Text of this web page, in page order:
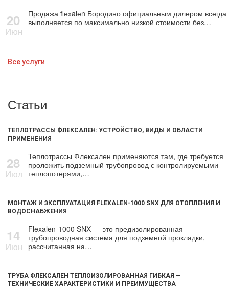
20
Июн
Продажа flехalеn Бородино официальным дилером всегда
выполняется по максимально низкой стоимости без…
Все услуги
Статьи
ТЕПЛОТРАССЫ ФЛЕКСАЛЕН: УСТРОЙСТВО, ВИДЫ И ОБЛАСТИ
ПРИМЕНЕНИЯ
28
Июл
Теплотрассы Флексален применяются там, где требуется
проложить подземный трубопровод с контролируемыми
теплопотерями,…
МОНТАЖ И ЭКСПЛУАТАЦИЯ FLEXALEN-1000 SNX ДЛЯ ОТОПЛЕНИЯ И
ВОДОСНАБЖЕНИЯ
14
Июн
Flexalen-1000 SNX — это предизолированная
трубопроводная система для подземной прокладки,
рассчитанная на…
ТРУБА ФЛЕКСАЛЕН ТЕПЛОИЗОЛИРОВАННАЯ ГИБКАЯ —
ТЕХНИЧЕСКИЕ ХАРАКТЕРИСТИКИ И ПРЕИМУЩЕСТВА